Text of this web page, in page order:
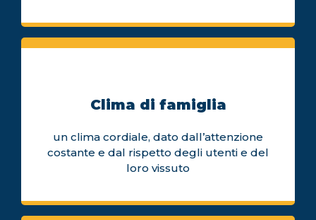
Clima di famiglia
un clima cordiale, dato dall’attenzione
costante e dal rispetto degli utenti e del
loro vissuto